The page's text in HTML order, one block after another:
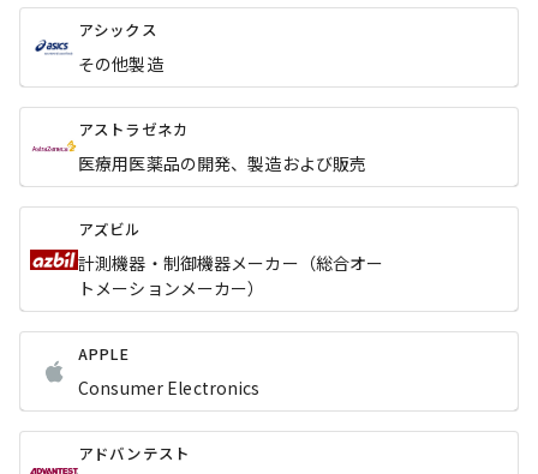
アシックス
その他製造
アストラゼネカ
医療用医薬品の開発、製造および販売
アズビル
計測機器・制御機器メーカー（総合オー
トメーションメーカー）
APPLE
Consumer Electronics
アドバンテスト